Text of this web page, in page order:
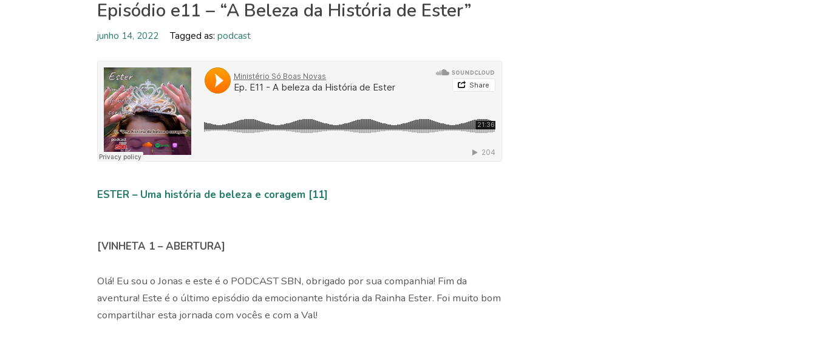
Episódio e11 – “A Beleza da História de Ester”
junho 14, 2022 Tagged as: podcast
ESTER – Uma história de beleza e coragem [11]
[VINHETA 1 – ABERTURA]
Olá! Eu sou o Jonas e este é o PODCAST SBN, obrigado por sua companhia! Fim da
aventura! Este é o último episódio da emocionante história da Rainha Ester. Foi muito bom
compartilhar esta jornada com vocês e com a Val!